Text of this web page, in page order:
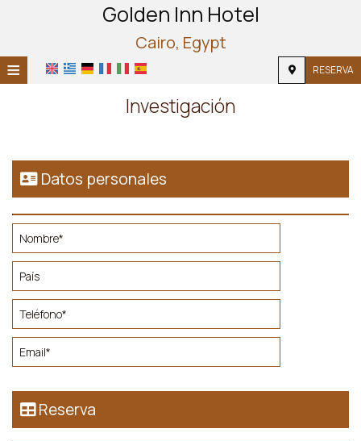
Golden Inn Hotel
Cairo, Egypt
≡ RESERVA
INICIO
ALOJAMIENTO
INSTALACIONES
Investigación
Datos personales
Reserva